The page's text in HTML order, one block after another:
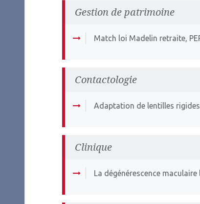
Gestion de patrimoine
Match loi Madelin retraite,
Contactologie
Adaptation de lentilles
Clinique
La dégénérescence